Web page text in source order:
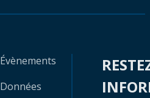
Évènements
Données